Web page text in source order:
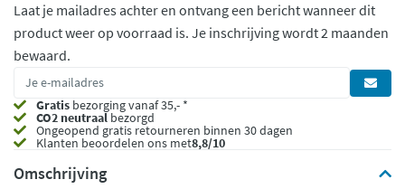
Laat je mailadres achter en ontvang een bericht wanneer dit
product weer op voorraad is. Je inschrijving wordt 2 maanden
bewaard.
Gratis bezorging vanaf 35,- *
CO2 neutraalbezorgd
Ongeopend gratis retourneren binnen 30 dagen
Klanten beoordelen ons met8,8/10
Omschrijving